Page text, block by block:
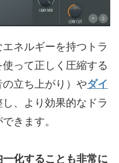
ネルギーを持つトラ
使って正しく圧縮する
の立ち上がり）やダイ
し、より効果的なドラ
きます。
化することも非常に